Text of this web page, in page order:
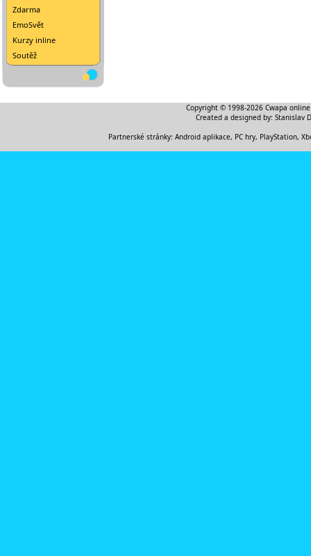
Zdarma
EmoSvět
Kurzy inline
Soutěž
Copyright © 1998-2026 Cwapa
Created a designed by: Stanislav
Partnerské stránky: Android aplikace, PC hry, PlayStation,